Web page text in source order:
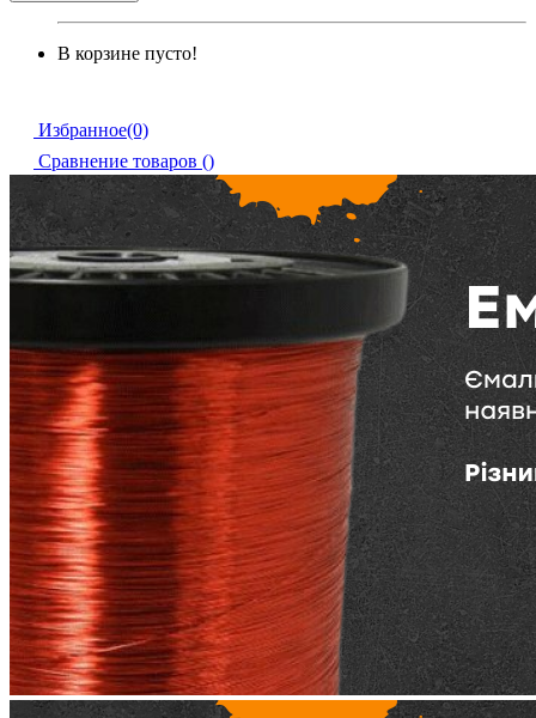
В корзине пусто!
Избранное(0)
Сравнение товаров ()